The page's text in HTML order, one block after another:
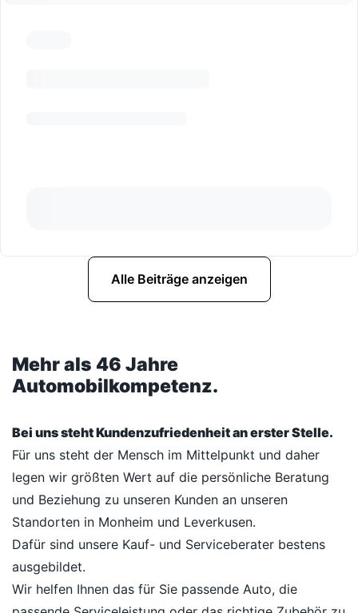
Alle Beiträge anzeigen
Mehr als 46 Jahre
Automobilkompetenz.
Bei uns steht Kundenzufriedenheit an erster Stelle.
Für uns steht der Mensch im Mittelpunkt und daher
legen wir größten Wert auf die persönliche Beratung
und Beziehung zu unseren Kunden an unseren
Standorten in Monheim und Leverkusen.
Dafür sind unsere Kauf- und Serviceberater bestens
ausgebildet.
Wir helfen Ihnen das für Sie passende Auto, die